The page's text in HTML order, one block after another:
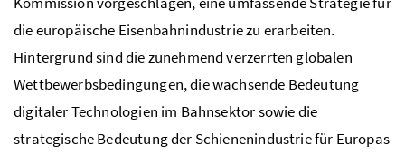
die europäische Eisenbahnindustrie zu erarbeiten.
Hintergrund sind die zunehmend verzerrten globalen
Wettbewerbsbedingungen, die wachsende Bedeutung
digitaler Technologien im Bahnsektor sowie die
strategische Bedeutung der Schienenindustrie für Europas